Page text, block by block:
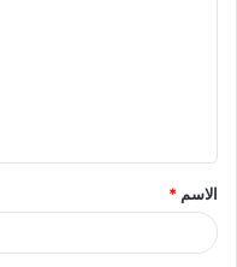
ق
*
الاسم *